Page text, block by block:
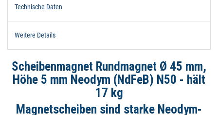
Technische Daten
Weitere Details
Scheibenmagnet Rundmagnet Ø 45 mm,
Höhe 5 mm Neodym (NdFeB) N50 - hält
17 kg
Magnetscheiben sind starke Neodym-